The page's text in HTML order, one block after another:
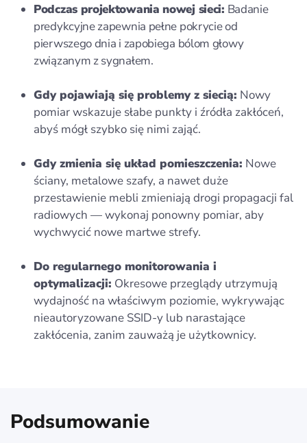
Podczas projektowania nowej sieci: Badanie
predykcyjne zapewnia pełne pokrycie od
pierwszego dnia i zapobiega bólom głowy
związanym z sygnałem.
Gdy pojawiają się problemy z siecią: Nowy
pomiar wskazuje słabe punkty i źródła zakłóceń,
abyś mógł szybko się nimi zająć.
Gdy zmienia się układ pomieszczenia: Nowe
ściany, metalowe szafy, a nawet duże
przestawienie mebli zmieniają drogi propagacji fal
radiowych — wykonaj ponowny pomiar, aby
wychwycić nowe martwe strefy.
Do regularnego monitorowania i
optymalizacji: Okresowe przeglądy utrzymują
wydajność na właściwym poziomie, wykrywając
nieautoryzowane SSID-y lub narastające
zakłócenia, zanim zauważą je użytkownicy.
Podsumowanie